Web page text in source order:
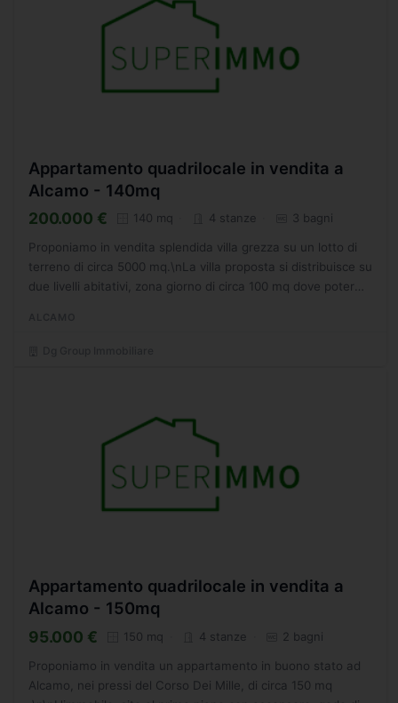
Appartamento quadrilocale in vendita a
Alcamo - 140mq
200.000 € 140 mq 4 stanze 3 bagni
Proponiamo in vendita splendida villa grezza su un lotto di
terreno di circa 5000 mq.\nLa villa proposta si distribuisce su
due livelli abitativi, zona giorno di circa 100 mq dove poter
Appartamento quadrilocale in vendita a
Alcamo - 150mq
95.000 € 150 mq 4 stanze 2 bagni
Proponiamo in vendita un appartamento in buono stato ad
Alcamo, nei pressi del Corso Dei Mille, di circa 150 mq